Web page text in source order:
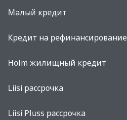
Малый кредит
Кредит на рефинансированиe
Holm жилищный кредит
Liisi рассрочка
Liisi Pluss рассрочка